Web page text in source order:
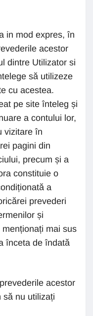
in mod expres, în
acestor
dintre Utilizator si
să utilizeze
cu acestea.
pe site înteleg și
a contului lor,
vizitare în
pagini din
precum și a
constituie o
a
prevederi
și
mai sus
înceta de îndată
acestor
să nu utilizați